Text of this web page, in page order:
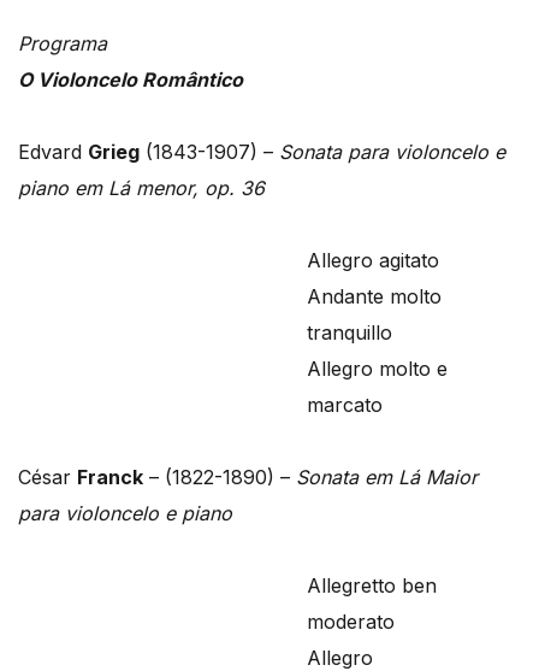
Programa
O Violoncelo Romântico
Edvard Grieg (1843-1907) – Sonata para violoncelo e
piano em Lá menor, op. 36
Allegro agitato
Andante molto
tranquillo
Allegro molto e
marcato
César Franck – (1822-1890) – Sonata em Lá Maior
para violoncelo e piano
Allegretto ben
moderato
Allegro